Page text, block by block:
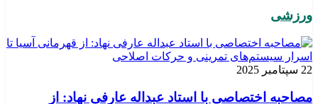
ورزشی
22 سپتامبر 2025
مصاحبه اختصاصی با استاد عبداله عارفی نهاد: از